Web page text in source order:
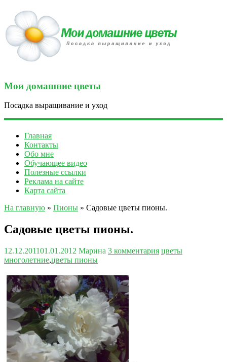
Мои домашние цветы
Посадка выращивание и уход
Главная
Контакты
Обо мне
Обучающее видео
Полезные ссылки
Реклама на сайте
Карта сайта
На главную » Пионы » Садовые цветы пионы.
Садовые цветы пионы.
12.12.201101.01.2012 Марина 3 комментария цветы
многолетние,цветы пионы